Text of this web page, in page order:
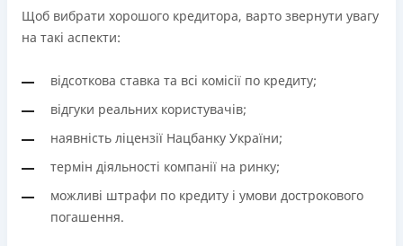
Щоб вибрати хорошого кредитора, варто звернути увагу
на такі аспекти:
відсоткова ставка та всі комісії по кредиту;
відгуки реальних користувачів;
наявність ліцензії Нацбанку України;
термін діяльності компанії на ринку;
можливі штрафи по кредиту і умови дострокового
погашення.